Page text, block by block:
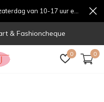
0 0
& Fashioncheque